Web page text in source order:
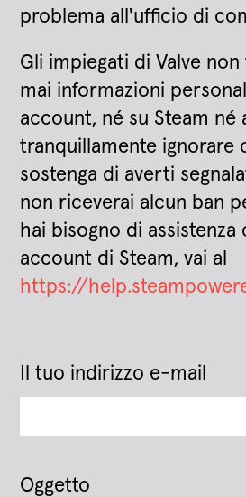
problema all'ufficio di
Gli impiegati di Valve
mai informazioni
account, né su Steam né
tranquillamente ignorare
sostenga di averti
non riceverai alcun ban
hai bisogno di assistenza
account di Steam, vai al
https://
Il tuo indirizzo e-mail
Oggetto